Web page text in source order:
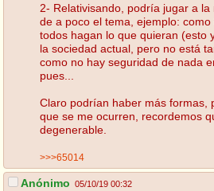
2- Relativisando, podría jugar a
de a poco el tema, ejemplo:
todos hagan lo que quieran (esto
la sociedad actual, pero no está
como no hay seguridad de nada
pues...
Claro podrían haber más formas,
que se me ocurren, recordemos
degenerable.
>>>65014
Anónimo 05/10/19 00:32